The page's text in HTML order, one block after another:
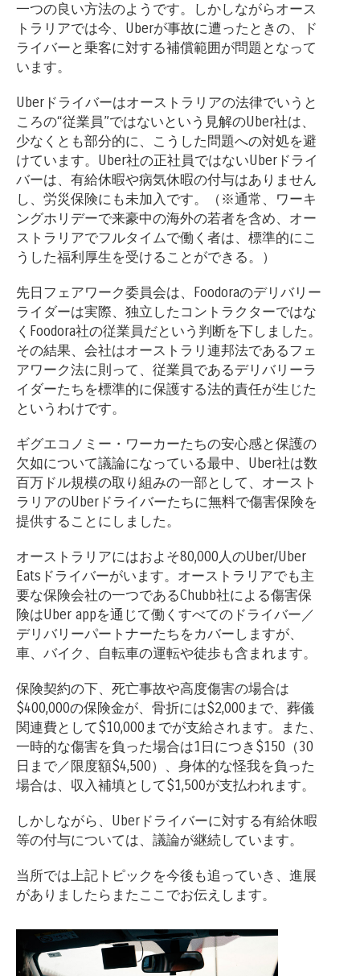
一つの良い方法のようです。しかしながらオース
トラリアでは今、Uberが事故に遭ったときの、ド
ライバーと乗客に対する補償範囲が問題となって
います。
Uberドライバーはオーストラリアの法律でいうと
ころの“従業員”ではないという見解のUber社は、
少なくとも部分的に、こうした問題への対処を避
けています。Uber社の正社員ではないUberドライ
バーは、有給休暇や病気休暇の付与はありません
し、労災保険にも未加入です。（※通常、ワーキ
ングホリデーで来豪中の海外の若者を含め、オー
ストラリアでフルタイムで働く者は、標準的にこ
うした福利厚生を受けることができる。）
先日フェアワーク委員会は、Foodoraのデリバリー
ライダーは実際、独立したコントラクターではな
くFoodora社の従業員だという判断を下しました。
その結果、会社はオーストラリ連邦法であるフェ
アワーク法に則って、従業員であるデリバリーラ
イダーたちを標準的に保護する法的責任が生じた
というわけです。
ギグエコノミー・ワーカーたちの安心感と保護の
欠如について議論になっている最中、Uber社は数
百万ドル規模の取り組みの一部として、オースト
ラリアのUberドライバーたちに無料で傷害保険を
提供することにしました。
オーストラリアにはおよそ80,000人のUber/Uber
Eatsドライバーがいます。オーストラリアでも主
要な保険会社の一つであるChubb社による傷害保
険はUber appを通じて働くすべてのドライバー／
デリバリーパートナーたちをカバーしますが、
車、バイク、自転車の運転や徒歩も含まれます。
保険契約の下、死亡事故や高度傷害の場合は
$400,000の保険金が、骨折には$2,000まで、葬儀
関連費として$10,000までが支給されます。また、
一時的な傷害を負った場合は1日につき$150（30
日まで／限度額$4,500）、身体的な怪我を負った
場合は、収入補填として$1,500が支払われます。
しかしながら、Uberドライバーに対する有給休暇
等の付与については、議論が継続しています。
当所では上記トピックを今後も追っていき、進展
がありましたらまたここでお伝えします。